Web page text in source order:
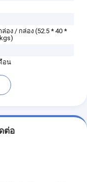
อง / กล่อง (52.5 * 40 *
อน
ต่อ